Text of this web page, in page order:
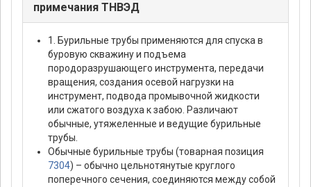
примечания ТНВЭД
1. Бурильные трубы применяются для спуска в
буровую скважину и подъема
породоразрушающего инструмента, передачи
вращения, создания осевой нагрузки на
инструмент, подвода промывочной жидкости
или сжатого воздуха к забою. Различают
обычные, утяжеленные и ведущие бурильные
трубы.
Обычные бурильные трубы (товарная позиция
7304) – обычно цельнотянутые круглого
поперечного сечения, соединяются между собой